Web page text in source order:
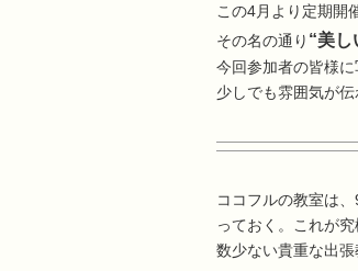
この4月より定期開
その名の通り “美し
今回参加者の皆様
少しでも雰囲気が
ココフルの教室は
っておく。これが
数少ない貴重な出張